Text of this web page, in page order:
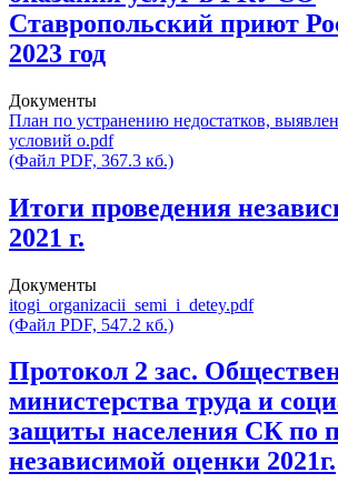
Ставропольский приют
2023 год
Документы
План по устранению недостатков,
условий о.pdf
(Файл PDF, 367.3 кб.)
Итоги проведения
2021 г.
Документы
itogi_organizacii_semi_i_detey.pdf
(Файл PDF, 547.2 кб.)
Протокол 2 зас.
министерства труда и
защиты населения СК по
независимой оценки 2021г.